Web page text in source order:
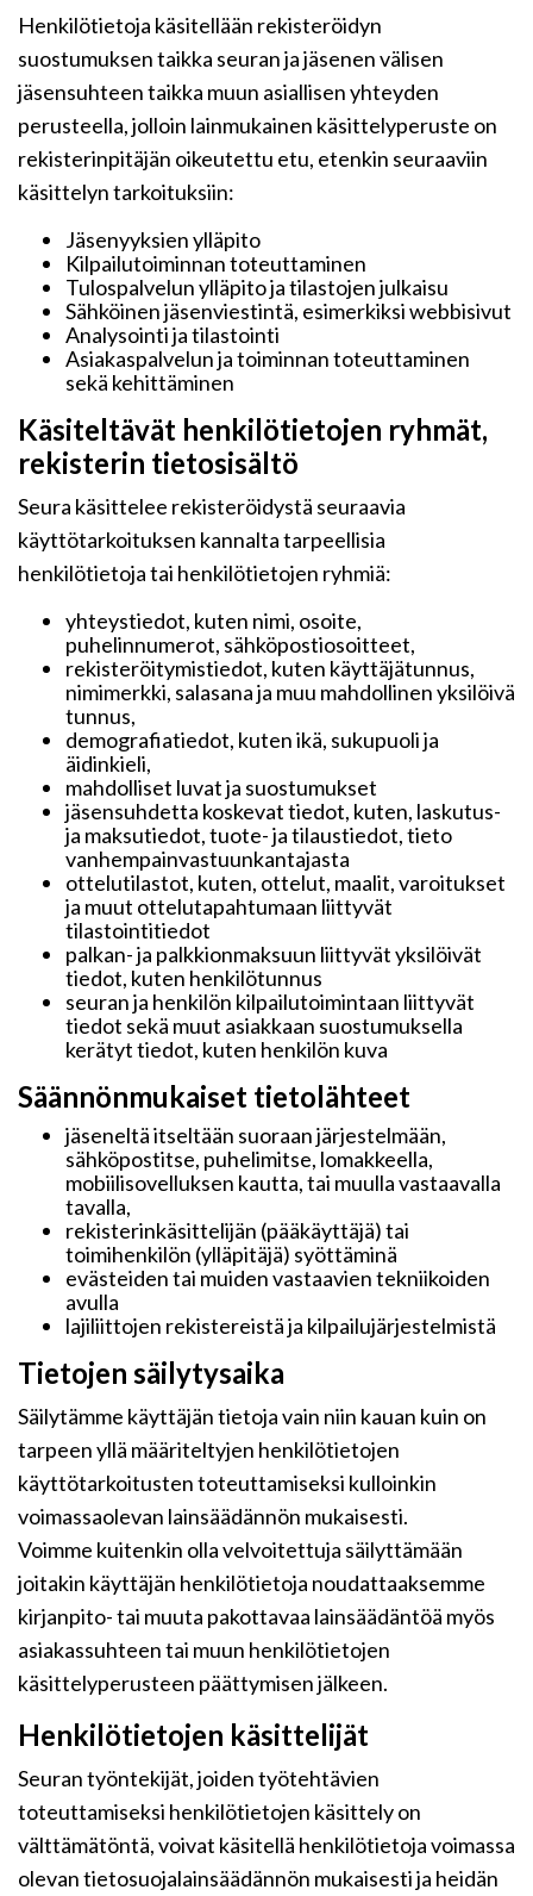
Henkilötietoja käsitellään rekisteröidyn
suostumuksen taikka seuran ja jäsenen välisen
jäsensuhteen taikka muun asiallisen yhteyden
perusteella, jolloin lainmukainen käsittelyperuste on
rekisterinpitäjän oikeutettu etu, etenkin seuraaviin
käsittelyn tarkoituksiin:
Jäsenyyksien ylläpito
Kilpailutoiminnan toteuttaminen
Tulospalvelun ylläpito ja tilastojen julkaisu
Sähköinen jäsenviestintä, esimerkiksi webbisivut
Analysointi ja tilastointi
Asiakaspalvelun ja toiminnan toteuttaminen
sekä kehittäminen
Käsiteltävät henkilötietojen ryhmät,
rekisterin tietosisältö
Seura käsittelee rekisteröidystä seuraavia
käyttötarkoituksen kannalta tarpeellisia
henkilötietoja tai henkilötietojen ryhmiä:
yhteystiedot, kuten nimi, osoite,
puhelinnumerot, sähköpostiosoitteet,
rekisteröitymistiedot, kuten käyttäjätunnus,
nimimerkki, salasana ja muu mahdollinen yksilöivä
tunnus,
demografiatiedot, kuten ikä, sukupuoli ja
äidinkieli,
mahdolliset luvat ja suostumukset
jäsensuhdetta koskevat tiedot, kuten, laskutus-
ja maksutiedot, tuote- ja tilaustiedot, tieto
vanhempainvastuunkantajasta
ottelutilastot, kuten, ottelut, maalit, varoitukset
ja muut ottelutapahtumaan liittyvät
tilastointitiedot
palkan- ja palkkionmaksuun liittyvät yksilöivät
tiedot, kuten henkilötunnus
seuran ja henkilön kilpailutoimintaan liittyvät
tiedot sekä muut asiakkaan suostumuksella
kerätyt tiedot, kuten henkilön kuva
Säännönmukaiset tietolähteet
jäseneltä itseltään suoraan järjestelmään,
sähköpostitse, puhelimitse, lomakkeella,
mobiilisovelluksen kautta, tai muulla vastaavalla
tavalla,
rekisterinkäsittelijän (pääkäyttäjä) tai
toimihenkilön (ylläpitäjä) syöttäminä
evästeiden tai muiden vastaavien tekniikoiden
avulla
lajiliittojen rekistereistä ja kilpailujärjestelmistä
Tietojen säilytysaika
Säilytämme käyttäjän tietoja vain niin kauan kuin on
tarpeen yllä määriteltyjen henkilötietojen
käyttötarkoitusten toteuttamiseksi kulloinkin
voimassaolevan lainsäädännön mukaisesti.
Voimme kuitenkin olla velvoitettuja säilyttämään
joitakin käyttäjän henkilötietoja noudattaaksemme
kirjanpito- tai muuta pakottavaa lainsäädäntöä myös
asiakassuhteen tai muun henkilötietojen
käsittelyperusteen päättymisen jälkeen.
Henkilötietojen käsittelijät
Seuran työntekijät, joiden työtehtävien
toteuttamiseksi henkilötietojen käsittely on
välttämätöntä, voivat käsitellä henkilötietoja voimassa
olevan tietosuojalainsäädännön mukaisesti ja heidän